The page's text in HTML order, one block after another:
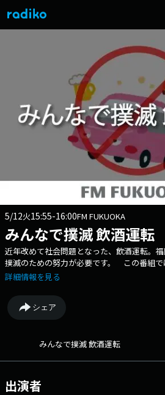
5/12火15:55-16:00FM FUKUOKA
みんなで撲滅 飲酒運転
近年改めて社会問題となった、飲酒運転。
撲滅のための努力が必要です。 この番組
域・企業・行政の様々な取り組みや、飲酒運
https://fmfukuoka.co.jp/program/boku/
https://fmfukuoka.co.jp/message/
詳細情報を見る
シェア
みんなで撲滅 飲酒運転
出演者